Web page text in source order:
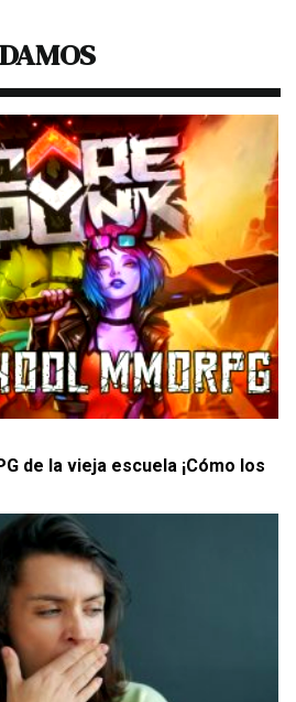
de la vieja escuela ¡Cómo los